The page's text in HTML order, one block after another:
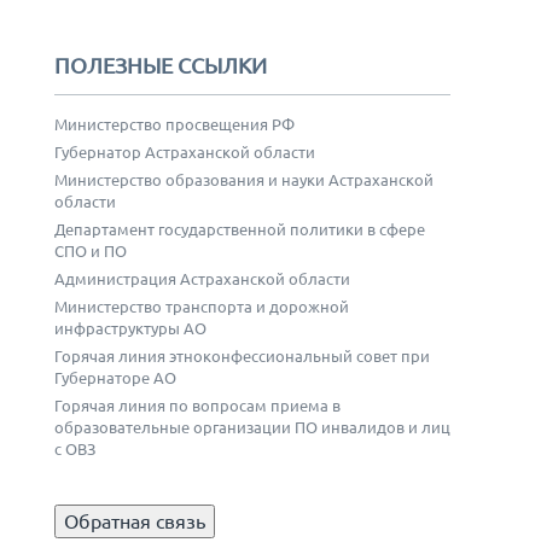
ПОЛЕЗНЫЕ ССЫЛКИ
Министерство просвещения РФ
Губернатор Астраханской области
Министерство образования и науки Астраханской
области
Департамент государственной политики в сфере
СПО и ПО
Администрация Астраханской области
Министерство транспорта и дорожной
инфраструктуры АО
Горячая линия этноконфессиональный совет при
Губернаторе АО
Горячая линия по вопросам приема в
образовательные организации ПО инвалидов и лиц
с ОВЗ
Обратная связь